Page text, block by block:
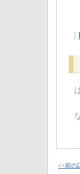
<<前の